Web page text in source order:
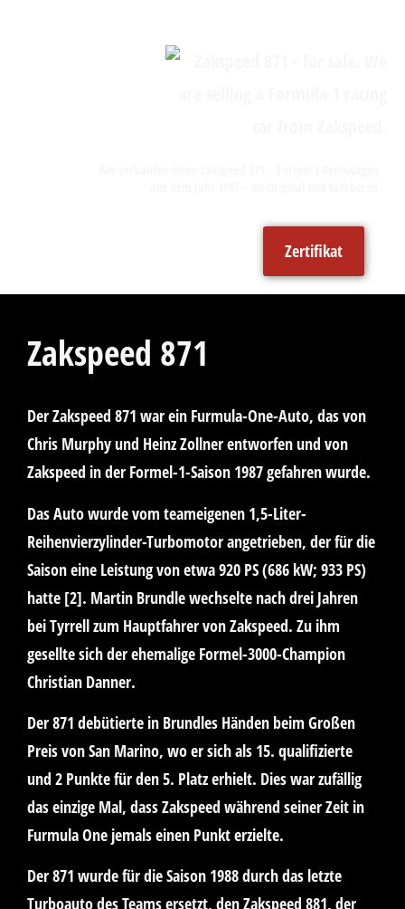
Zertifikat
Zakspeed 871
Der Zakspeed 871 war ein Furmula-One-Auto, das von
Chris Murphy und Heinz Zollner entworfen und von
Zakspeed in der Formel-1-Saison 1987 gefahren wurde.
Das Auto wurde vom teameigenen 1,5-Liter-
Reihenvierzylinder-Turbomotor angetrieben, der für die
Saison eine Leistung von etwa 920 PS (686 kW; 933 PS)
hatte [2]. Martin Brundle wechselte nach drei Jahren
bei Tyrrell zum Hauptfahrer von Zakspeed. Zu ihm
gesellte sich der ehemalige Formel-3000-Champion
Christian Danner.
Der 871 debütierte in Brundles Händen beim Großen
Preis von San Marino, wo er sich als 15. qualifizierte
und 2 Punkte für den 5. Platz erhielt. Dies war zufällig
das einzige Mal, dass Zakspeed während seiner Zeit in
Furmula One jemals einen Punkt erzielte.
Der 871 wurde für die Saison 1988 durch das letzte
Turboauto des Teams ersetzt, den Zakspeed 881, der